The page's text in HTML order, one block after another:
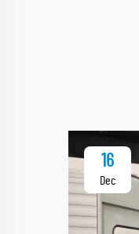
16
Dec